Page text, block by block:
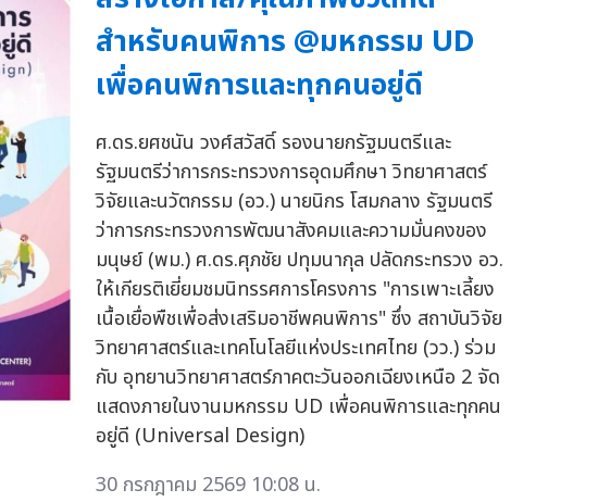
สำหรับคนพิการ @มหกรรม UD
เพื่อคนพิการและทุกคนอยู่ดี
ศ.ดร.ยศชนัน วงศ์สวัสดิ์ รองนายกรัฐมนตรีและ
รัฐมนตรีว่าการกระทรวงการอุดมศึกษา วิทยาศาสตร์
วิจัยและนวัตกรรม (อว.) นายนิกร โสมกลาง รัฐมนตรี
ว่าการกระทรวงการพัฒนาสังคมและความมั่นคงของ
มนุษย์ (พม.) ศ.ดร.ศุภชัย ปทุมนากุล ปลัดกระทรวง อว.
ให้เกียรติเยี่ยมชมนิทรรศการโครงการ "การเพาะเลี้ยง
เนื้อเยื่อพืชเพื่อส่งเสริมอาชีพคนพิการ" ซึ่ง สถาบันวิจัย
วิทยาศาสตร์และเทคโนโลยีแห่งประเทศไทย (วว.) ร่วม
กับ อุทยานวิทยาศาสตร์ภาคตะวันออกเฉียงเหนือ 2 จัด
แสดงภายในงานมหกรรม UD เพื่อคนพิการและทุกคน
อยู่ดี (Universal Design)
30 กรกฎาคม 2569 10:08 น.